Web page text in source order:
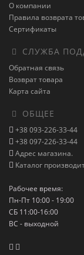
О компании
Правила возврата
Сертификаты
СЛУЖБА
Обратная связь
Возврат товара
Карта сайта
ОБЩЕЕ
+38 093-226-33-44
+38 097-226-33-44
Адрес магазина.
Каталог
Рабочее время:
Пн-Пт 10:00 - 19:00
СБ 11:00-16:00
ВС - выходной